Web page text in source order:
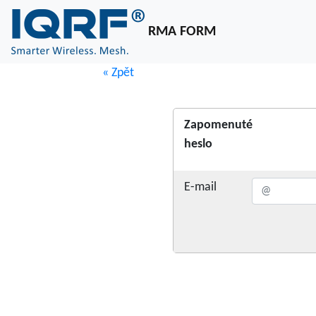
RMA FORM
« Zpět
Zapomenuté
heslo
E-mail